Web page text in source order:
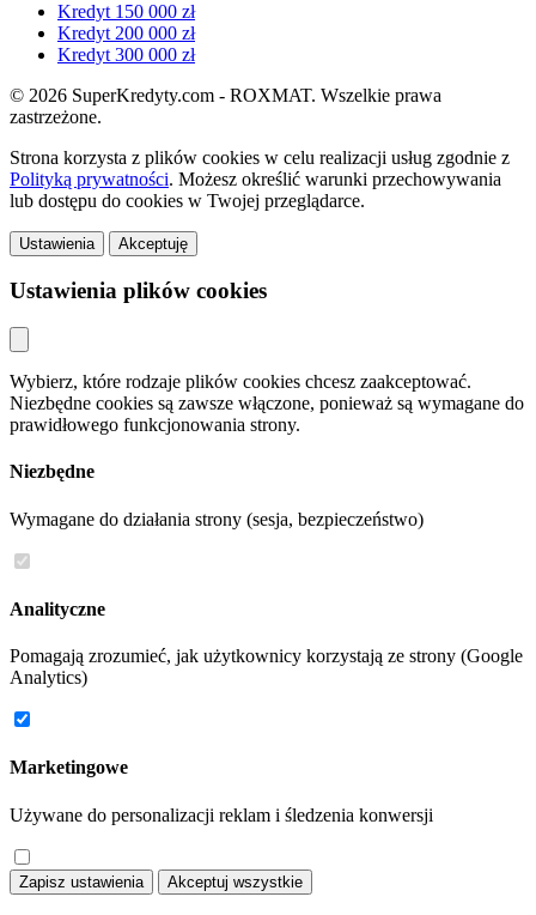
Kredyt 150 000 zł
Kredyt 200 000 zł
Kredyt 300 000 zł
© 2026 SuperKredyty.com - ROXMAT. Wszelkie prawa
zastrzeżone.
Strona korzysta z plików cookies w celu realizacji usług zgodnie z
Polityką prywatności. Możesz określić warunki przechowywania
lub dostępu do cookies w Twojej przeglądarce.
Ustawienia Akceptuję
Ustawienia plików cookies
Wybierz, które rodzaje plików cookies chcesz zaakceptować.
Niezbędne cookies są zawsze włączone, ponieważ są wymagane do
prawidłowego funkcjonowania strony.
Niezbędne
Wymagane do działania strony (sesja, bezpieczeństwo)
Analityczne
Pomagają zrozumieć, jak użytkownicy korzystają ze strony (Google
Analytics)
Marketingowe
Używane do personalizacji reklam i śledzenia konwersji
Zapisz ustawienia Akceptuj wszystkie